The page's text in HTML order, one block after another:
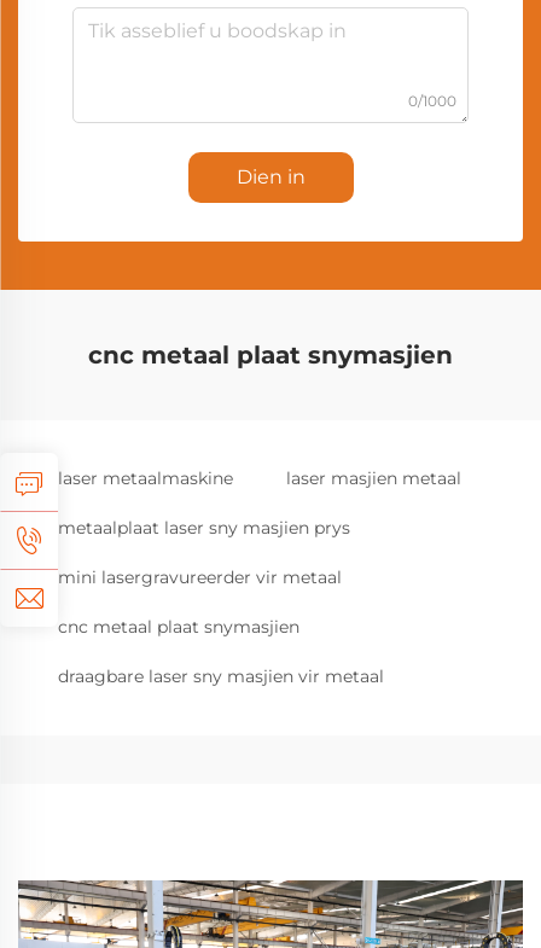
0/1000
Dien in
cnc metaal plaat snymasjien
laser metaalmaskine laser masjien metaal
metaalplaat laser sny masjien prys
mini lasergravureerder vir metaal
cnc metaal plaat snymasjien
draagbare laser sny masjien vir metaal